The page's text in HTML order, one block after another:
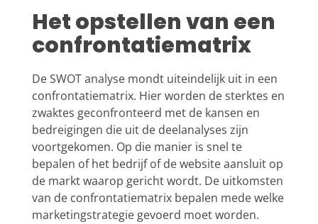
Het opstellen van een
confrontatiematrix
De SWOT analyse mondt uiteindelijk uit in een
confrontatiematrix. Hier worden de sterktes en
zwaktes geconfronteerd met de kansen en
bedreigingen die uit de deelanalyses zijn
voortgekomen. Op die manier is snel te
bepalen of het bedrijf of de website aansluit op
de markt waarop gericht wordt. De uitkomsten
van de confrontatiematrix bepalen mede welke
marketingstrategie gevoerd moet worden.